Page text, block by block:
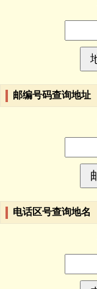
邮编号码查询地址
电话区号查询地名